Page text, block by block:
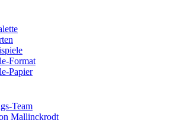
Format
Papier
Team
Mallinckrodt